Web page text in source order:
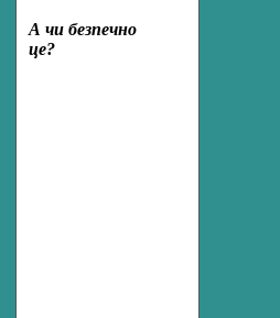
А чи безпечно
це?